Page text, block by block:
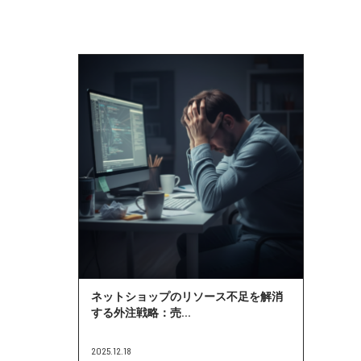
ネットショップのリソース不足を解消
する外注戦略：売...
2025.12.18